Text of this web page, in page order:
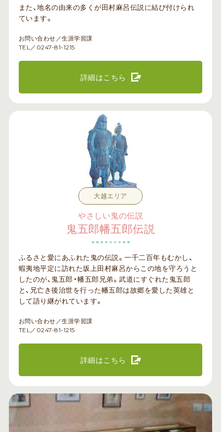
また、地名の由来の多くが田村麻呂伝説に結び付けられ
ています。
お問い合わせ／生涯学習課
TEL／0247-81-1215
詳細はこちら
大越エリア
やさしい鬼の伝説
鬼五郎幡五郎伝説
ふるさと愛にあふれた鬼の伝説。一千二百年もむかし、
蝦夷地平定に訪れた坂上田村麻呂からこの地を守ろうと
したのが、鬼五郎・幡五郎兄弟。武道にすぐれた鬼五郎
と、兄亡き後治世を行った幡五郎は故郷を愛した英雄と
して語り継がれています。
お問い合わせ／生涯学習課
TEL／0247-81-1215
詳細はこちら